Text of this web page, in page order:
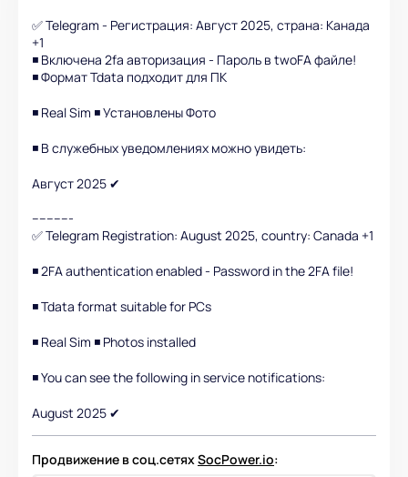
✅ Telegram - Регистрация: Август 2025, страна: Канада
+1
◾️ Включена 2fa авторизация - Пароль в twoFA файле!
◾️ Формат Tdata подходит для ПК
◾️ Real Sim ◾️ Установлены Фото
◾️ В служебных уведомлениях можно увидеть:
Август 2025 ✔
-----------
✅ Telegram Registration: August 2025, country: Canada +1
◾️ 2FA authentication enabled - Password in the 2FA file!
◾️ Tdata format suitable for PCs
◾️ Real Sim ◾️ Photos installed
◾️ You can see the following in service notifications:
August 2025 ✔
Продвижение в соц.сетяхSocPower.io: